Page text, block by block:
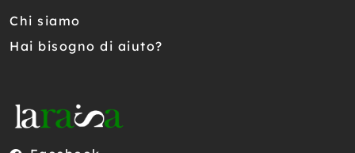
Chi siamo
Hai bisogno di aiuto?